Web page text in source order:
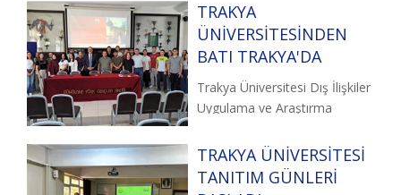
TRAKYA
ÜNİVERSİTESİNDEN
BATI TRAKYA'DA
ULUSLARARASI
TANITIM FAALİYETLERİ
Trakya Üniversitesi Dış İlişkiler
Uygulama ve Araştırma
Üniversitesinin
TRAKYA ÜNİVERSİTESİ
TANITIM GÜNLERİ